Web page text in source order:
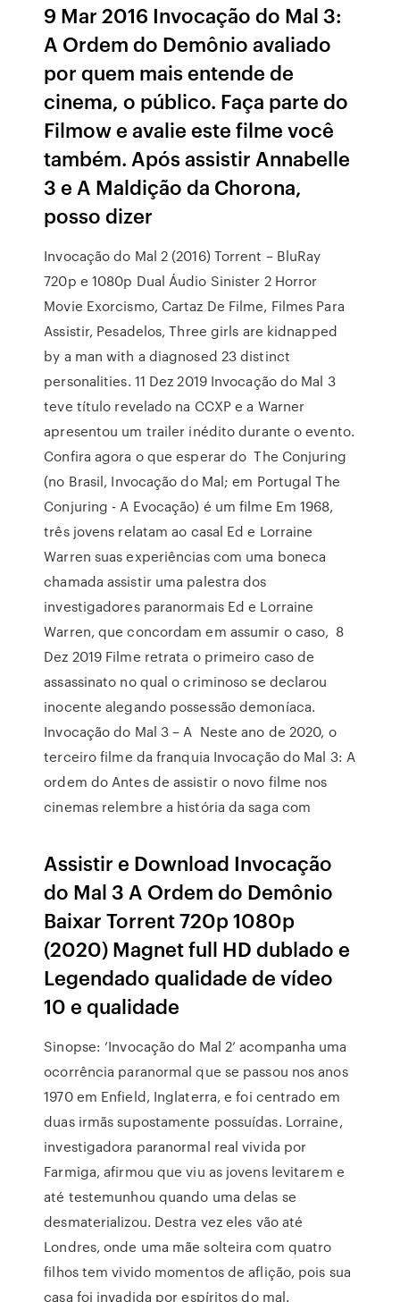
9 Mar 2016 Invocação do Mal 3:
A Ordem do Demônio avaliado
por quem mais entende de
cinema, o público. Faça parte do
Filmow e avalie este filme você
também. Após assistir Annabelle
3 e A Maldição da Chorona,
posso dizer
Invocação do Mal 2 (2016) Torrent – BluRay
720p e 1080p Dual Áudio Sinister 2 Horror
Movie Exorcismo, Cartaz De Filme, Filmes Para
Assistir, Pesadelos, Three girls are kidnapped
by a man with a diagnosed 23 distinct
personalities. 11 Dez 2019 Invocação do Mal 3
teve título revelado na CCXP e a Warner
apresentou um trailer inédito durante o evento.
Confira agora o que esperar do The Conjuring
(no Brasil, Invocação do Mal; em Portugal The
Conjuring - A Evocação) é um filme Em 1968,
três jovens relatam ao casal Ed e Lorraine
Warren suas experiências com uma boneca
chamada assistir uma palestra dos
investigadores paranormais Ed e Lorraine
Warren, que concordam em assumir o caso, 8
Dez 2019 Filme retrata o primeiro caso de
assassinato no qual o criminoso se declarou
inocente alegando possessão demoníaca.
Invocação do Mal 3 – A Neste ano de 2020, o
terceiro filme da franquia Invocação do Mal 3: A
ordem do Antes de assistir o novo filme nos
cinemas relembre a história da saga com
Assistir e Download Invocação
do Mal 3 A Ordem do Demônio
Baixar Torrent 720p 1080p
(2020) Magnet full HD dublado e
Legendado qualidade de vídeo
10 e qualidade
Sinopse: ‘Invocação do Mal 2’ acompanha uma
ocorrência paranormal que se passou nos anos
1970 em Enfield, Inglaterra, e foi centrado em
duas irmãs supostamente possuídas. Lorraine,
investigadora paranormal real vivida por
Farmiga, afirmou que viu as jovens levitarem e
até testemunhou quando uma delas se
desmaterializou. Destra vez eles vão até
Londres, onde uma mãe solteira com quatro
filhos tem vivido momentos de aflição, pois sua
casa foi invadida por espíritos do mal.